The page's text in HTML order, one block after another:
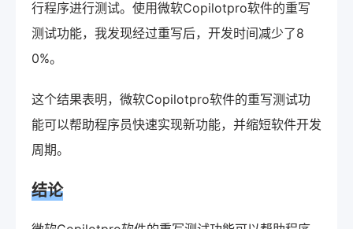
行程序进行测试。使用微软Copilotpro软件的重写
测试功能，我发现经过重写后，开发时间减少了8
0%。
这个结果表明，微软Copilotpro软件的重写测试功
能可以帮助程序员快速实现新功能，并缩短软件开发
周期。
结论